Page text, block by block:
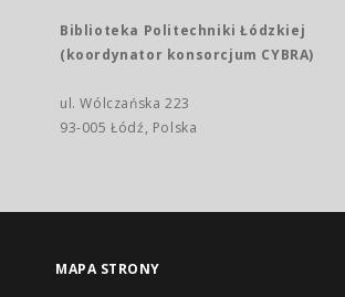
Biblioteka Politechniki Łódzkiej
(koordynator konsorcjum CYBRA)
ul. Wólczańska 223
93-005 Łódź, Polska
MAPA STRONY